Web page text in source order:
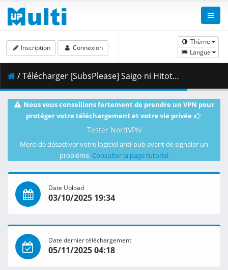
Thème
Langue
Inscription Connexion
/ Télécharger [SubsPlease] Saigo ni Hitotsu dake Onegai Shitemo Yoroshii Deshou ka - 01 (1080p) [95B85377].mkv.002 ( 459.78 MB )
Nous vous conseillons fortement de prendre un VPN pour
protéger votre téléchargement et votre vie privée
Tester NordVPN
Merci de désactiver votre logiciel anti-pub avant de signaler un
problème. Consulter la page tutoriel
Date Upload
03/10/2025 19:34
Date dernier téléchargement
05/11/2025 04:18